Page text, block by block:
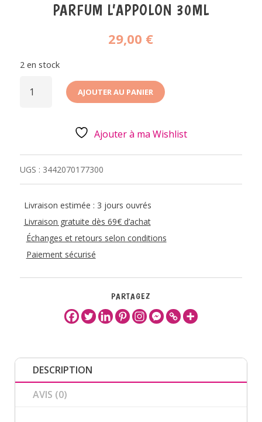
PARFUM L’APPOLON 30ML
29,00 €
2 en stock
DE
PARFUM AJOUTER AU PANIER
Ajouter à ma Wishlist
UGS : 3442070177300
Livraison estimée : 3 jours ouvrés
Livraison gratuite dès 69€ d’achat
Échanges et retours selon conditions
Paiement sécurisé
PARTAGEZ
DESCRIPTION
AVIS (0)